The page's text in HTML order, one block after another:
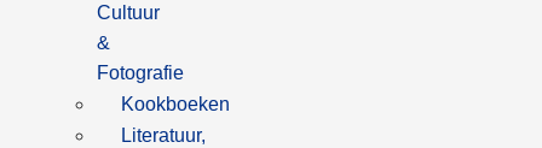
Cultuur
&
Fotografie
Kookboeken
Literatuur,